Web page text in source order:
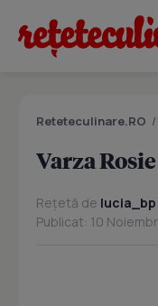
Reteteculinare.RO /
Varza
Rețetă de lucia_bp
Publicat: 10